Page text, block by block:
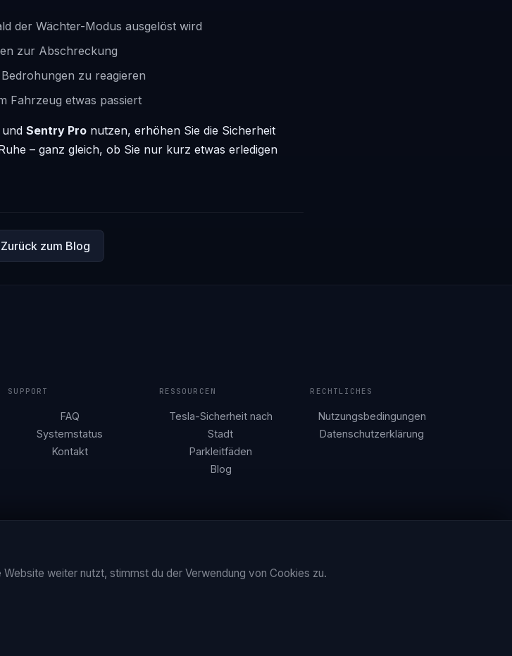
der Wächter-Modus ausgelöst wird
zur Abschreckung
zu reagieren
Fahrzeug etwas passiert
und Sentry Pro nutzen, erhöhen Sie die Sicherheit
– ganz gleich, ob Sie nur kurz etwas erledigen
zum Blog
SUPPORT
FAQ
Systemstatus
Kontakt
RESSOURCEN
Tesla-Sicherheit nach
Stadt
Parkleitfäden
Blog
RECHTLICHES
Nutzungsbedingungen
Datenschutzerklärung
weiter nutzt, stimmst du der Verwendung von Cookies zu.